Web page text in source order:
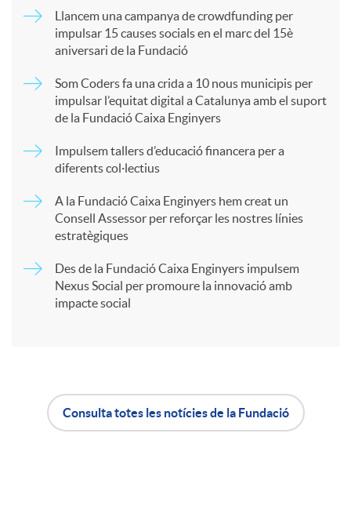
r
t
Llancem una campanya de crowdfunding per
impulsar 15 causes socials en el marc del 15è
aniversari de la Fundació
Som Coders fa una crida a 10 nous municipis per
impulsar l’equitat digital a Catalunya amb el suport
de la Fundació Caixa Enginyers
Impulsem tallers d’educació financera per a
diferents col·lectius
A la Fundació Caixa Enginyers hem creat un
Consell Assessor per reforçar les nostres línies
estratègiques
Des de la Fundació Caixa Enginyers impulsem
Nexus Social per promoure la innovació amb
impacte social
Consulta totes les notícies de la Fundació